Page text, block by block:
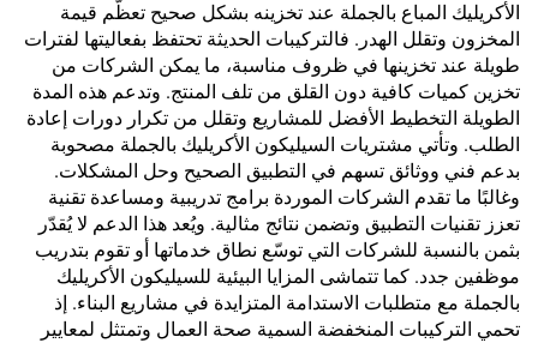
الأكريليك المباع بالجملة عند تخزينه بشكل صحيح تعظّم قيمة
المخزون وتقلل الهدر. فالتركيبات الحديثة تحتفظ بفعاليتها لفترات
طويلة عند تخزينها في ظروف مناسبة، ما يمكن الشركات من
تخزين كميات كافية دون القلق من تلف المنتج. وتدعم هذه المدة
الطويلة التخطيط الأفضل للمشاريع وتقلل من تكرار دورات إعادة
الطلب. وتأتي مشتريات السيليكون الأكريليك بالجملة مصحوبة
بدعم فني ووثائق تسهم في التطبيق الصحيح وحل المشكلات.
وغالبًا ما تقدم الشركات الموردة برامج تدريبية ومساعدة تقنية
تعزز تقنيات التطبيق وتضمن نتائج مثالية. ويُعد هذا الدعم لا يُقدّر
بثمن بالنسبة للشركات التي توسّع نطاق خدماتها أو تقوم بتدريب
موظفين جدد. كما تتماشى المزايا البيئية للسيليكون الأكريليك
بالجملة مع متطلبات الاستدامة المتزايدة في مشاريع البناء. إذ
تحمي التركيبات المنخفضة السمية صحة العمال وتمتثل لمعايير